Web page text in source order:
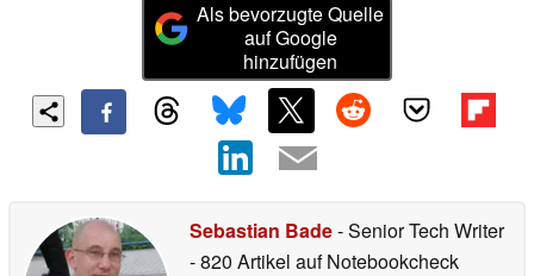
Als bevorzugte Quelle
auf Google
hinzufügen
Sebastian Bade- Senior Tech Writer
- 820 Artikel auf Notebookcheck